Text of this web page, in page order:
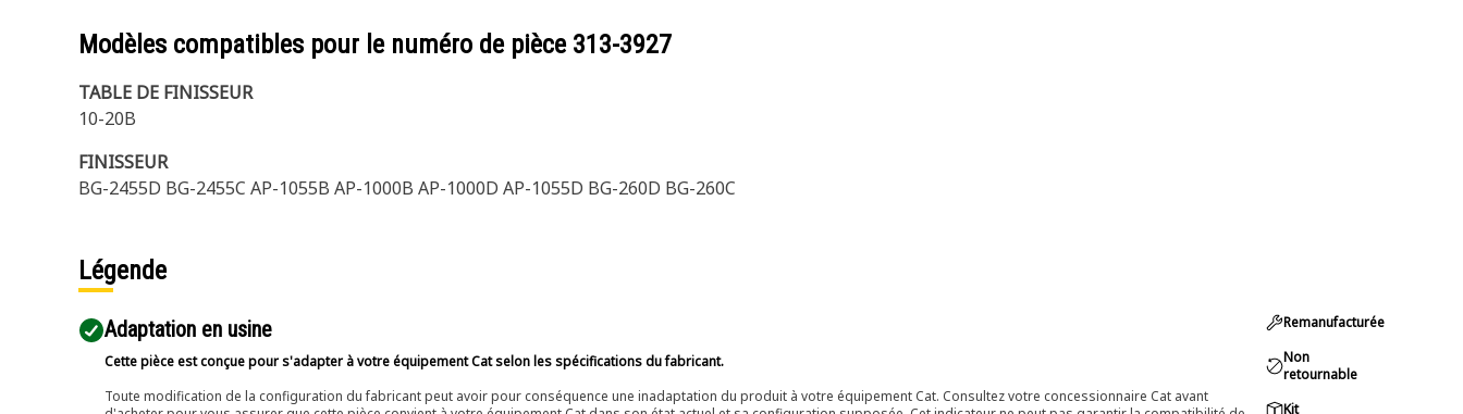
Modèles compatibles pour le numéro de pièce 313-3927
TABLE DE FINISSEUR
10-20B
FINISSEUR
BG-2455D BG-2455C AP-1055B AP-1000B AP-1000D AP-1055D BG-260D BG-260C
Légende
Adaptation en usine
Cette pièce est conçue pour s'adapter à votre équipement Cat selon les spécifications du fabricant.
Toute modification de la configuration du fabricant peut avoir pour conséquence une inadaptation du produit à votre équipement Cat. Consultez votre concessionnaire Cat avant
Remanufacturée
Non
retournable
Kit